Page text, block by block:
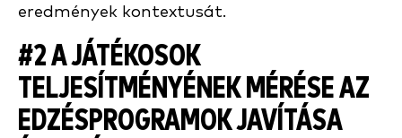
eredmények kontextusát.
#2 A JÁTÉKOSOK
TELJESÍTMÉNYÉNEK MÉRÉSE AZ
EDZÉSPROGRAMOK JAVÍTÁSA